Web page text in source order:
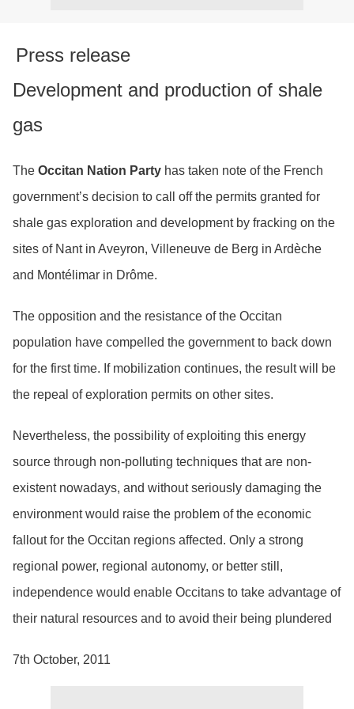
Press release
Development and production of shale
gas
The Occitan Nation Party has taken note of the French
government’s decision to call off the permits granted for
shale gas exploration and development by fracking on the
sites of Nant in Aveyron, Villeneuve de Berg in Ardèche
and Montélimar in Drôme.
The opposition and the resistance of the Occitan
population have compelled the government to back down
for the first time. If mobilization continues, the result will be
the repeal of exploration permits on other sites.
Nevertheless, the possibility of exploiting this energy
source through non-polluting techniques that are non-
existent nowadays, and without seriously damaging the
environment would raise the problem of the economic
fallout for the Occitan regions affected. Only a strong
regional power, regional autonomy, or better still,
independence would enable Occitans to take advantage of
their natural resources and to avoid their being plundered
7th October, 2011